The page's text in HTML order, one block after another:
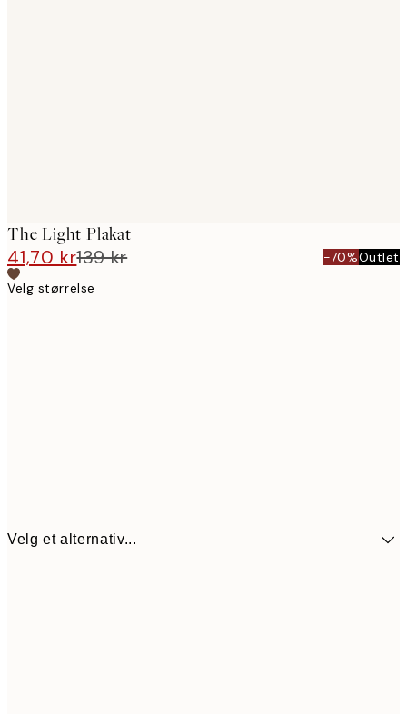
The Light Plakat
41,70 kr139 kr -70%Outlet
Velg størrelse
Velg et alternativ...